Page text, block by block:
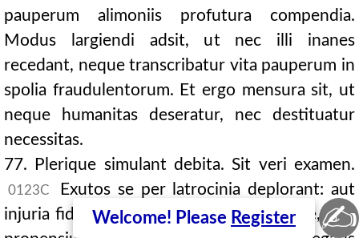
pauperum alimoniis profutura compendia.
Modus largiendi adsit, ut nec illi inanes
recedant, neque transcribatur vita pauperum in
spolia fraudulentorum. Et ergo mensura sit, ut
neque humanitas deseratur, nec destituatur
necessitas.
77. Plerique simulant debita. Sit veri examen.
0123C
Exutos se per latrocinia deplorant: aut
injuria fidem faciat, aut cognitio personae, quo
Welcome! Please Register ✍